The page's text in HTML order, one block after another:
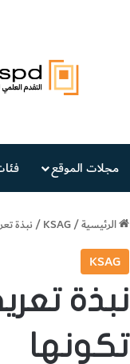
مجلات الموقع
الرئيسية/
KSAG
/نبذة
KSAG
نبذة
تكونها